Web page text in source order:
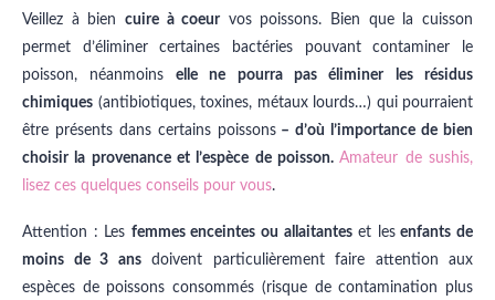
Veillez à bien cuire à coeurvos poissons. Bien que la cuisson
permet d’éliminer certaines bactéries pouvant contaminer le
poisson, néanmoins elle ne pourra pas éliminer les résidus
chimiques (antibiotiques, toxines, métaux lourds…) qui pourraient
être présents dans certains poissons– d’où l’importance de bien
choisir la provenance et l’espèce de poisson.Amateur de sushis,
lisez ces quelques conseils pour vous.
Attention : Les femmes enceintes ou allaitanteset lesenfants de
moins de 3 ansdoivent particulièrement faire attention aux
espèces de poissons consommés (risque de contamination plus